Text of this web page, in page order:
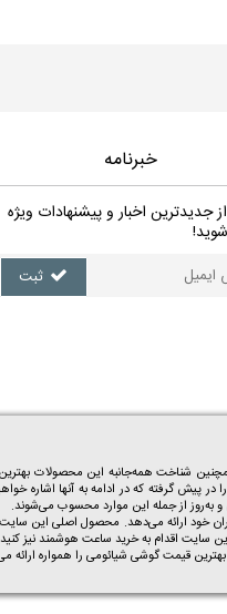
خبرنامه
جدیدترین اخبار و پیشنهادات ویژه
ثبت
شناخت همه‌جانبه این محصولات بهترین
پیش گرفته که در ادامه به آنها اشاره
به‌روز از جمله این موارد محسوب می‌شوند.
را به کاربران خود ارائه می‌دهد. محصول
ساعت هوشمند نیز
قیمت گوشی شیائومی